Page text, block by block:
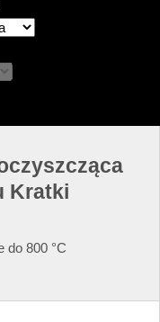
Kratki
do 800 °C